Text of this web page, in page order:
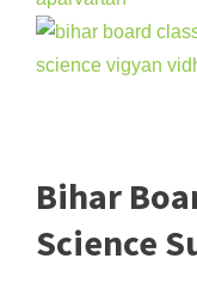
Bihar
Science